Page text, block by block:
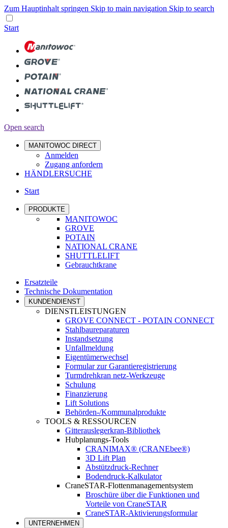
Zum Hauptinhalt springen Skip to main navigation Skip to search
Start
Open search
MANITOWOC DIRECT
Anmelden
Zugang anfordern
HÄNDLERSUCHE
Start
PRODUKTE
MANITOWOC
GROVE
POTAIN
NATIONAL CRANE
SHUTTLELIFT
Gebrauchtkrane
Ersatzteile
Technische Dokumentation
KUNDENDIENST
DIENSTLEISTUNGEN
GROVE CONNECT - POTAIN CONNECT
Stahlbaureparaturen
Instandsetzung
Unfallmeldung
Eigentümerwechsel
Formular zur Garantieregistrierung
Turmdrehkran netz-Werkzeuge
Schulung
Finanzierung
Lift Solutions
Behörden-/Kommunalprodukte
TOOLS & RESSOURCEN
Gitterauslegerkran-Bibliothek
Hubplanungs-Tools
CRANIMAX® (CRANEbee®)
3D Lift Plan
Abstützdruck-Rechner
Bodendruck-Kalkulator
CraneSTAR-Flottenmanagementsystem
Broschüre über die Funktionen und
Vorteile von CraneSTAR
CraneSTAR-Aktivierungsformular
UNTERNEHMEN